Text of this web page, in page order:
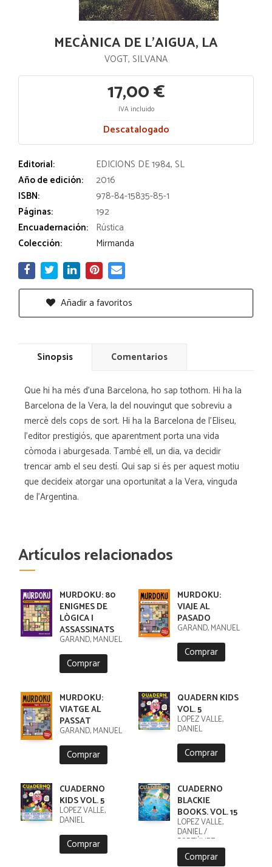
MECÀNICA DE L'AIGUA, LA
VOGT, SILVANA
17,00 €
IVA incluido
Descatalogado
Editorial:
EDICIONS DE 1984, SL
Año de edición:
2016
ISBN:
978-84-15835-85-1
Páginas:
192
Encuadernación: Rústica
Colección:
Mirmanda
Añadir a favoritos
Sinopsis Comentarios
Que hi ha més d'una Barcelona, ho sap tothom. Hi ha la
Barcelona de la Vera, la del nouvingut que sobreviu a
mercè dels cops de sort. Hi ha la Barcelona de l'Eliseu,
l'editor prestigiós, que aparentment porta una vida
còmoda i aburgesada. També ell, un dia, va decidir
trencar amb el seu destí. Qui sap si és per aquest motiu
que decideix atorgar una oportunitat a la Vera, vinguda
de l'Argentina.
Artículos relacionados
MURDOKU: 80
ENIGMES DE
LÒGICA I
ASSASSINATS
GARAND, MANUEL
Comprar
MURDOKU:
VIAJE AL
PASADO
GARAND, MANUEL
Comprar
MURDOKU:
VIATGE AL
PASSAT
GARAND, MANUEL
Comprar
QUADERN KIDS
VOL. 5
LÓPEZ VALLE,
DANIEL
Comprar
CUADERNO
KIDS VOL. 5
LÓPEZ VALLE,
DANIEL
Comprar
CUADERNO
BLACKIE
BOOKS. VOL. 15
LÓPEZ VALLE,
DANIEL /
FORTÚNEZ,
CRISTOBAL
Comprar